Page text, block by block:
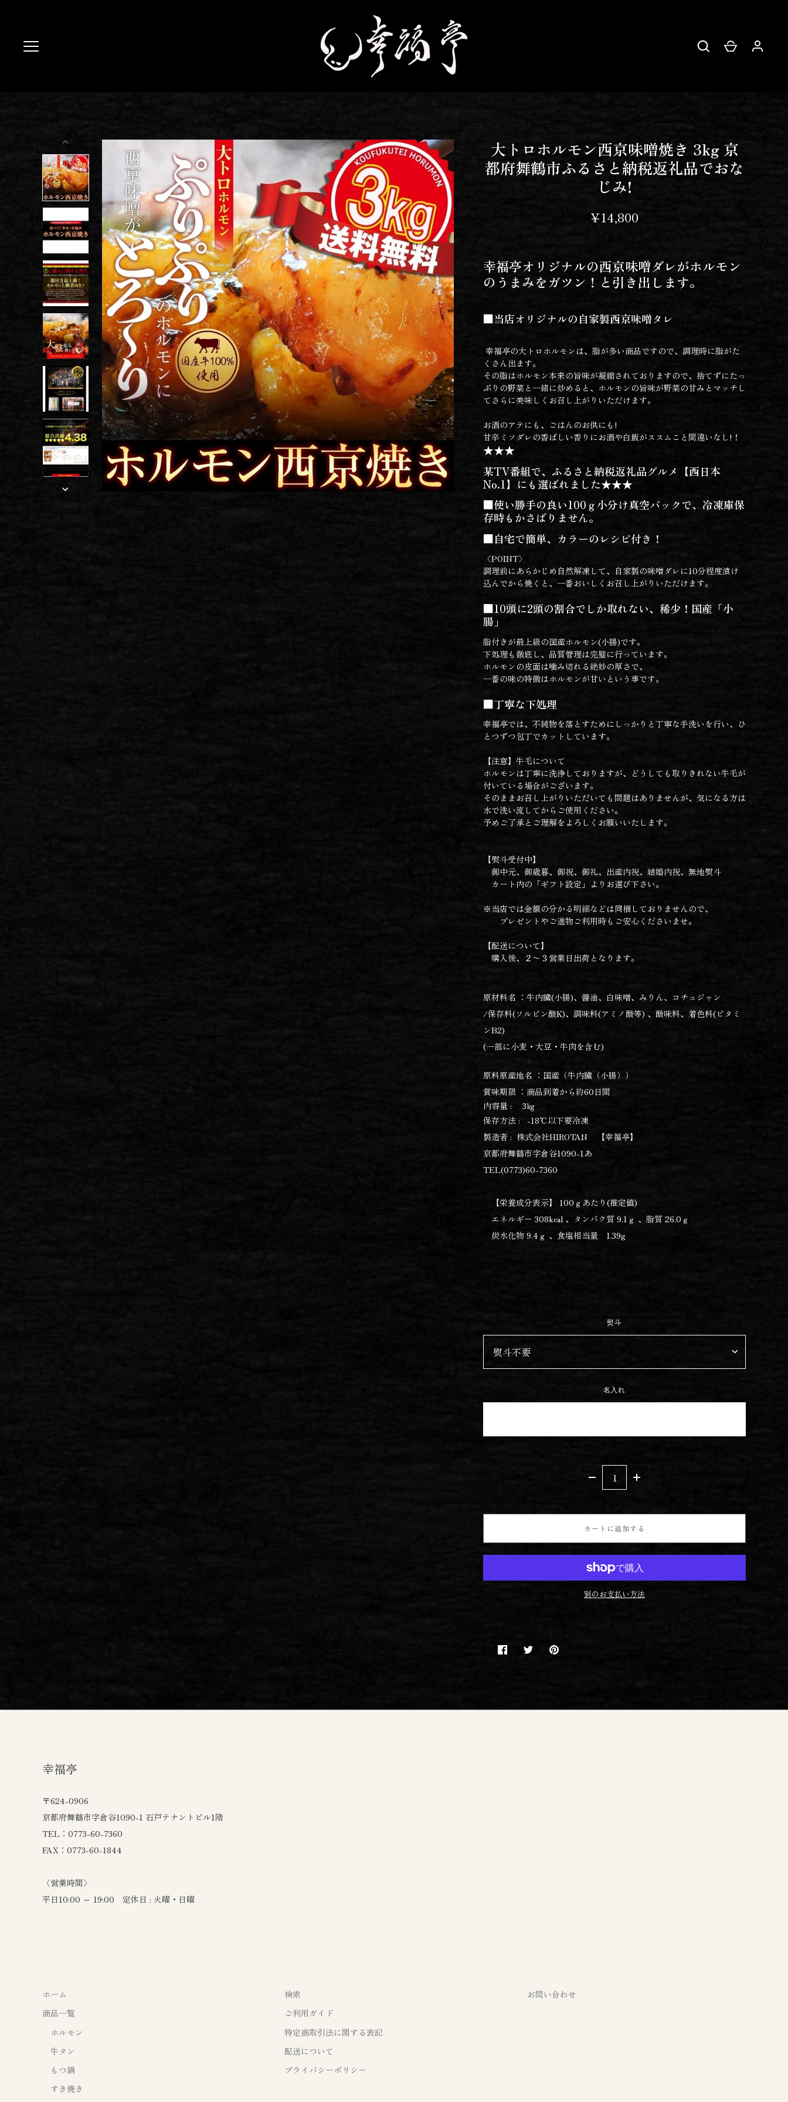
大トロホルモン西京味噌焼き 3kg 京
都府舞鶴市ふるさと納税返礼品でおな
じみ!
¥14,800
幸福亭オリジナルの西京味噌ダレがホルモン
のうまみをガツン！と引き出します。
■当店オリジナルの自家製西京味噌タレ
幸福亭の大トロホルモンは、脂が多い商品ですので、調理時に脂がた
くさん出ます。
その脂はホルモン本来の旨味が凝縮されておりますので、捨てずにたっ
ぷりの野菜と一緒に炒めると、ホルモンの旨味が野菜の甘みとマッチし
てさらに美味しくお召し上がりいただけます。
お酒のアテにも、ごはんのお供にも!
甘辛ミソダレの香ばしい香りにお酒や白飯がススムこと間違いなし!！
★★★
某TV番組で、ふるさと納税返礼品グルメ【西日本
No.1】にも選ばれました★★★
■使い勝手の良い100ｇ小分け真空パックで、冷凍庫保
存時もかさばりません。
■自宅で簡単、カラーのレシピ付き！
〈POINT〉
調理前にあらかじめ自然解凍して、自家製の味噌ダレに10分程度漬け
込んでから焼くと、一番おいしくお召し上がりいただけます。
■10頭に2頭の割合でしか取れない、稀少！国産「小
腸」
脂付きが最上級の国産ホルモン(小腸)です。
下処理も徹底し、品質管理は完璧に行っています。
ホルモンの皮面は噛み切れる絶妙の厚さで、
一番の味の特徴はホルモンが甘いという事です。
■丁寧な下処理
幸福亭では、不純物を落とすためにしっかりと丁寧な手洗いを行い、ひ
とつずつ包丁でカットしています。
【注意】牛毛について
ホルモンは丁寧に洗浄しておりますが、どうしても取りきれない牛毛が
付いている場合がございます。
そのままお召し上がりいただいても問題はありませんが、気になる方は
水で洗い流してからご使用ください。
予めご了承とご理解をよろしくお願いいたします。
【熨斗受付中】
御中元、御歳暮、御祝、御礼、出産内祝、結婚内祝、無地熨斗
カート内の「ギフト設定」よりお選び下さい。
※当店では金額の分かる明細などは同梱しておりませんので、
プレゼントやご進物ご利用時もご安心くださいませ。
【配送について】
購入後、２〜３営業日出荷となります。
原材料名 ： 牛内臓(小腸)、醤油、白味噌、みりん、コチュジャン
/保存料(ソルビン酸K)、調味料(アミノ酸等) 、酸味料、着色料(ビタミ
ンB2)
(一部に小麦・大豆・牛肉を含む)
原料原産地名 ： 国産（牛内臓（小腸））
賞味期限 ：商品到着から約60日間
内容量 : 3㎏
保存方法 : -18℃以下要冷凍
製造者 : 株式会社HIROTAN 【幸福亭】
京都府舞鶴市字倉谷1090-1あ
TEL(0773)60-7360
【栄養成分表示】 100ｇあたり(推定値)
エネルギー 308kcal 、タンパク質 9.1ｇ 、脂質 26.0ｇ
炭水化物 9.4ｇ 、食塩相当量 1.39g
熨斗
名入れ
カートに追加する
別のお支払い方法
幸福亭
〒624-0906
京都府舞鶴市字倉谷1090-1 石戸テナントビル1階
TEL：0773-60-7360
FAX：0773-60-1844
〈営業時間〉
平日10:00 ～ 19:00 定休日 : 火曜・日曜
ホーム
商品一覧
ホルモン
牛タン
もつ鍋
すき焼き
検索
ご利用ガイド
特定商取引法に関する表記
配送について
プライバシーポリシー
お問い合わせ